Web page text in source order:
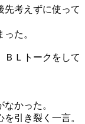
先考えずに使って
た。
ＢＬトークをして
かった。
引き裂く一言。